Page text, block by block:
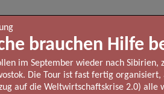
brauchen Hilfe
im September wieder nach Sibirien,
Die Tour ist fast fertig
auf die Weltwirtschaftskrise 2.0) alle